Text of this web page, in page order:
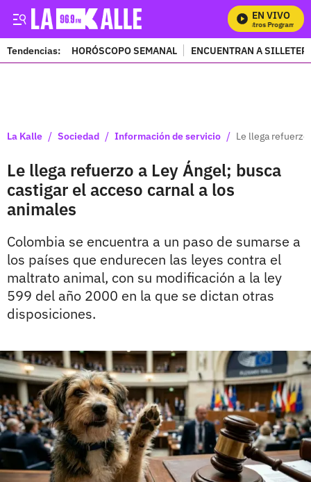
EN VIVO
Tendencias: HORÓSCOPO SEMANAL ENCUENTRAN A
La Kalle / Sociedad / Información de servicio / Le llega
Le llega refuerzo a Ley Ángel; busca
castigar el acceso carnal a los
animales
Colombia se encuentra a un paso de sumarse a
los países que endurecen las leyes contra el
maltrato animal, con su modificación a la ley
599 del año 2000 en la que se dictan otras
disposiciones.